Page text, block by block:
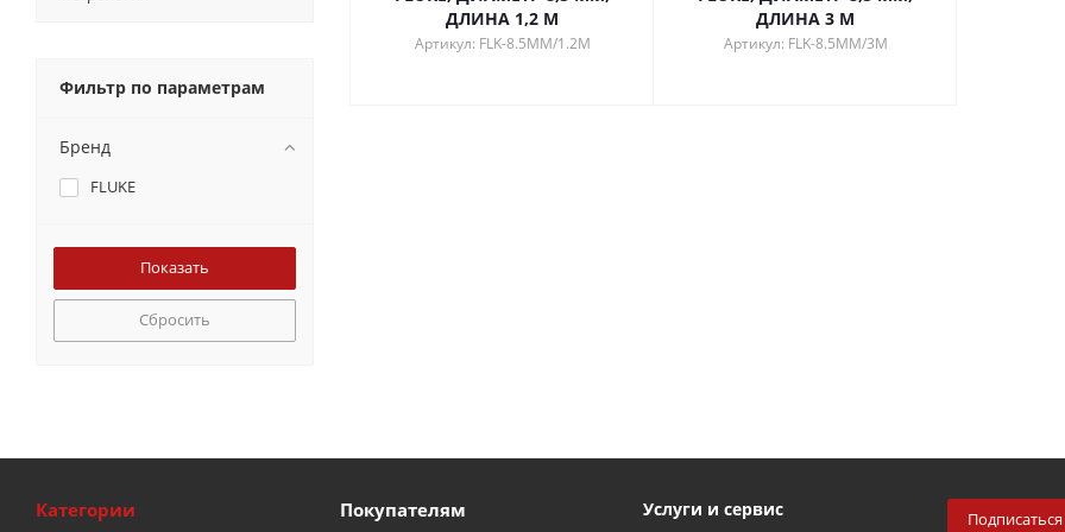
ДЛИНА 1,2 М
Артикул: FLK-8.5MM/1.2M
ДЛИНА 3 М
Артикул: FLK-8.5MM/3M
Фильтр по параметрам
Бренд
FLUKE
Сбросить
Категории Покупателям Услуги и сервис